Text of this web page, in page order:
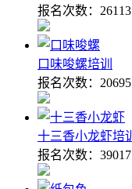
报名次数： 26113
口味唆螺培训
报名次数： 20695
十三香小龙虾培训
报名次数： 39017